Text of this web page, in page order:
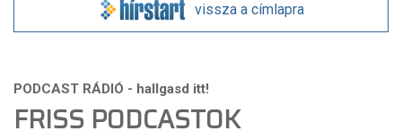
vissza a címlapra
FRISS PODCASTOK